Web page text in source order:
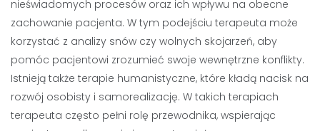
nieświadomych procesów oraz ich wpływu na obecne
zachowanie pacjenta. W tym podejściu terapeuta może
korzystać z analizy snów czy wolnych skojarzeń, aby
pomóc pacjentowi zrozumieć swoje wewnętrzne konflikty.
Istnieją także terapie humanistyczne, które kładą nacisk na
rozwój osobisty i samorealizację. W takich terapiach
terapeuta często pełni rolę przewodnika, wspierając